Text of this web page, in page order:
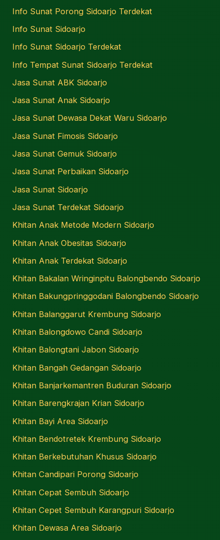
Info Sunat Porong Sidoarjo Terdekat
Info Sunat Sidoarjo
Info Sunat Sidoarjo Terdekat
Info Tempat Sunat Sidoarjo Terdekat
Jasa Sunat ABK Sidoarjo
Jasa Sunat Anak Sidoarjo
Jasa Sunat Dewasa Dekat Waru Sidoarjo
Jasa Sunat Fimosis Sidoarjo
Jasa Sunat Gemuk Sidoarjo
Jasa Sunat Perbaikan Sidoarjo
Jasa Sunat Sidoarjo
Jasa Sunat Terdekat Sidoarjo
Khitan Anak Metode Modern Sidoarjo
Khitan Anak Obesitas Sidoarjo
Khitan Anak Terdekat Sidoarjo
Khitan Bakalan Wringinpitu Balongbendo Sidoarjo
Khitan Bakungpringgodani Balongbendo Sidoarjo
Khitan Balanggarut Krembung Sidoarjo
Khitan Balongdowo Candi Sidoarjo
Khitan Balongtani Jabon Sidoarjo
Khitan Bangah Gedangan Sidoarjo
Khitan Banjarkemantren Buduran Sidoarjo
Khitan Barengkrajan Krian Sidoarjo
Khitan Bayi Area Sidoarjo
Khitan Bendotretek Krembung Sidoarjo
Khitan Berkebutuhan Khusus Sidoarjo
Khitan Candipari Porong Sidoarjo
Khitan Cepat Sembuh Sidoarjo
Khitan Cepet Sembuh Karangpuri Sidoarjo
Khitan Dewasa Area Sidoarjo